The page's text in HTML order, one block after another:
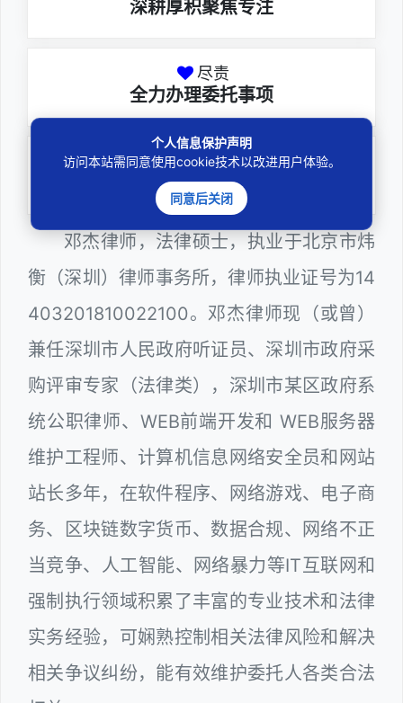
深耕厚积聚焦专注
尽责
全力办理委托事项
务实
扎实维护合法权益
邓杰律师，法律硕士，执业于北京市炜
衡（深圳）律师事务所，律师执业证号为14
403201810022100。邓杰律师现（或曾）
兼任深圳市人民政府听证员、深圳市政府采
购评审专家（法律类），深圳市某区政府系
统公职律师、WEB前端开发和 WEB服务器
维护工程师、计算机信息网络安全员和网站
站长多年，在软件程序、网络游戏、电子商
务、区块链数字货币、数据合规、网络不正
当竞争、人工智能、网络暴力等IT互联网和
强制执行领域积累了丰富的专业技术和法律
实务经验，可娴熟控制相关法律风险和解决
相关争议纠纷，能有效维护委托人各类合法
个人信息保护声明
访问本站需同意使用cookie技术以改进用户体验。
同意后关闭